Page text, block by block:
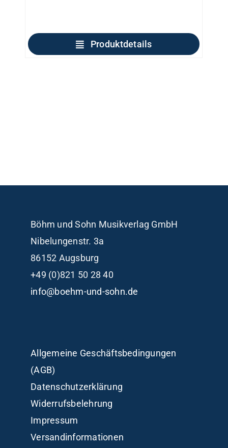
Produktdetails
Böhm und Sohn Musikverlag GmbH
Nibelungenstr. 3a
86152 Augsburg
+49 (0)821 50 28 40
info@boehm-und-sohn.de
Allgemeine Geschäftsbedingungen
(AGB)
Datenschutzerklärung
Widerrufsbelehrung
Impressum
Versandinformationen